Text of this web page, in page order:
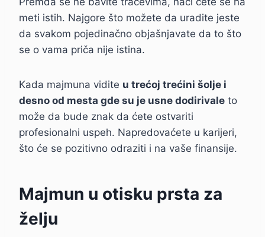
meti istih. Najgore što možete da uradite jeste
da svakom pojedinačno objašnjavate da to što
se o vama priča nije istina.
Kada majmuna vidite u trećoj trećini šolje i
desno od mesta gde su je usne dodirivale to
može da bude znak da ćete ostvariti
profesionalni uspeh. Napredovaćete u karijeri,
što će se pozitivno odraziti i na vaše finansije.
Majmun u otisku prsta za
želju